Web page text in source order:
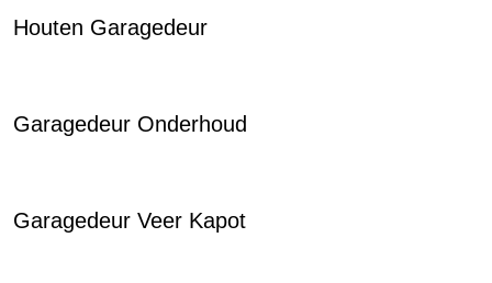
Houten Garagedeur
Garagedeur Onderhoud
Garagedeur Veer Kapot